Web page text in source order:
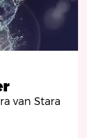
van Stara